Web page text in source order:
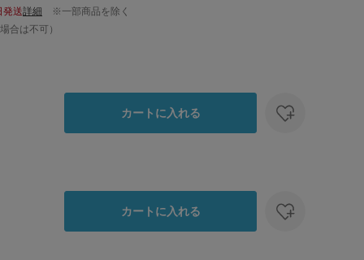
発送詳細 ※一部商品を除く
合は不可）
カートに入れる
カートに入れる